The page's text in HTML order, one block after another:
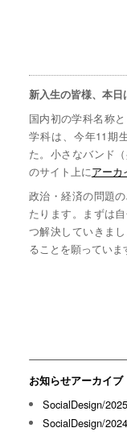
新入生の皆様、本日
国内初の学科名称
学科は、今年11期
た。小さなバンド
のサイト上にアーカ
政治・経済の問題
たります。まずは
つ解決していきま
ることを願っていま
お知らせアーカイブ
SocialDesign/2025
SocialDesign/2024